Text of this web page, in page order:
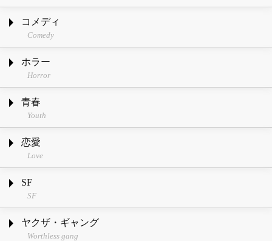
コメディ
Comedy
ホラー
Horror
青春
Youth
恋愛
Love
SF
SF
ヤクザ・ギャング
Worthless gang